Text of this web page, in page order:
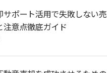
サポート活用で失敗しない売
注意点徹底ガイド